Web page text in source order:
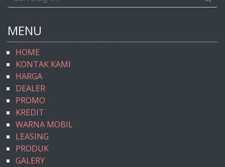
MENU
HOME
KONTAK KAMI
HARGA
DEALER
PROMO
KREDIT
WARNA MOBIL
LEASING
PRODUK
GALERY